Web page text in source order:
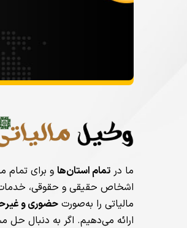
ما در تمام استان‌ها و برای تمام
اشخاص حقیقی و حقوقی،
مالیاتی را به‌صورت حضوری و
ارائه می‌دهیم. اگر به دنبال حل